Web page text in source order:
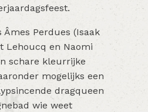
Âmes Perdues (Isaak
Lehoucq en Naomi
schare kleurrijke
mogelijks een
dragqueen
wie weet